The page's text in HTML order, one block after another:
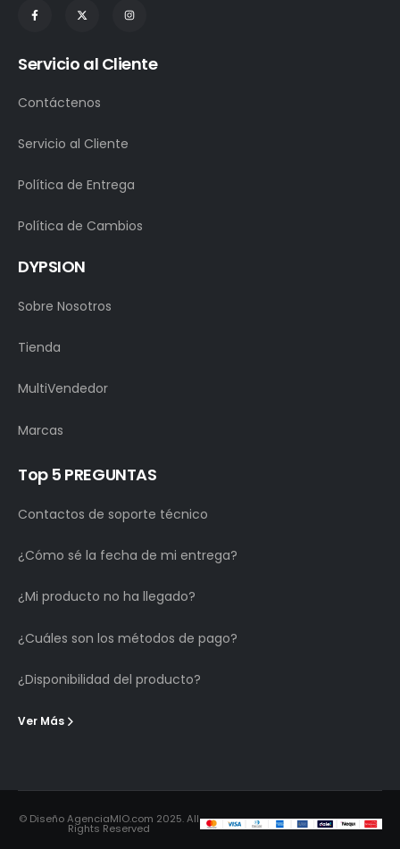
Servicio al Cliente
Contáctenos
Servicio al Cliente
Política de Entrega
Política de Cambios
DYPSION
Sobre Nosotros
Tienda
MultiVendedor
Marcas
Top 5 PREGUNTAS
Contactos de soporte técnico
¿Cómo sé la fecha de mi entrega?
¿Mi producto no ha llegado?
¿Cuáles son los métodos de pago?
¿Disponibilidad del producto?
Ver Más
© Diseño AgenciaMIO.com 2025. All
Rights Reserved